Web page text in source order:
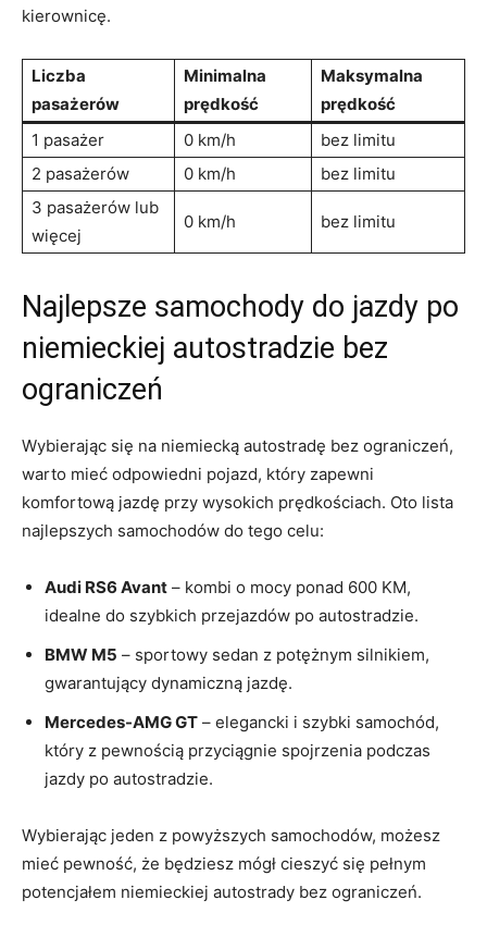
kierownicę.
Liczba
pasażerów
Minimalna
prędkość
Maksymalna
prędkość
1⁣ pasażer
0 ⁣km/h
bez limitu
2 ​pasażerów
0 km/h
bez limitu
3 pasażerów lub
‍więcej
0‌ km/h bez ⁤limitu
Najlepsze samochody do jazdy po
niemieckiej autostradzie​ bez
ograniczeń
Wybierając się na niemiecką autostradę bez ograniczeń,
warto mieć‍ odpowiedni pojazd, który zapewni
komfortową jazdę ⁣przy ​wysokich prędkościach. Oto lista
najlepszych‌ samochodów do tego ⁤celu:
Audi ‍RS6 Avant – kombi o ⁤mocy ponad ​600 ⁣KM,
idealne do szybkich przejazdów po autostradzie.
BMW ‌M5 – sportowy⁣ sedan ‌z​ potężnym silnikiem,‌
gwarantujący dynamiczną jazdę.
Mercedes-AMG GT – elegancki i szybki samochód,
który z pewnością przyciągnie spojrzenia podczas
‌jazdy po autostradzie.
Wybierając jeden z powyższych samochodów, możesz
mieć pewność, że będziesz mógł⁤ cieszyć się pełnym
⁣potencjałem niemieckiej autostrady bez ograniczeń.